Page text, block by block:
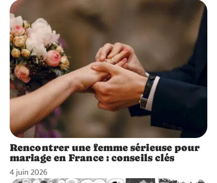
Rencontrer une femme sérieuse pour
mariage en France : conseils clés
4 juin 2026